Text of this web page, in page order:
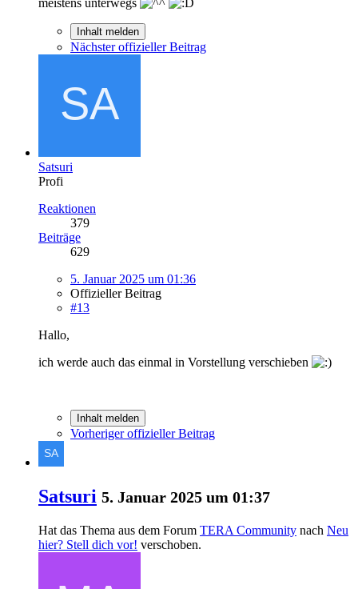
Inhalt melden
Nächster offizieller Beitrag
Satsuri
Profi
Reaktionen
379
Beiträge
629
5. Januar 2025 um 01:36
Offizieller Beitrag
#13
Hallo,
ich werde auch das einmal in Vorstellung verschieben
Inhalt melden
Vorheriger offizieller Beitrag
Satsuri 5. Januar 2025 um 01:37
Hat das Thema aus dem Forum TERA Community nach Neu
hier? Stell dich vor! verschoben.